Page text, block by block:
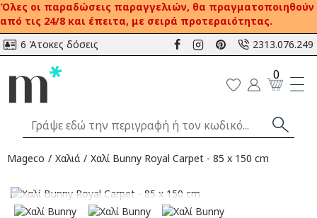
Όλες οι παραδώσεις παραγγελιών, θα πραγματοποιηθούν
από τις 24/8 και έπειτα, με σειρά προτεραιότητας.
6 Άτοκες δόσεις
2313.076.249
0
Mageco Χαλιά Χαλί Bunny Royal Carpet - 85 x 150 cm
Αναμένεται